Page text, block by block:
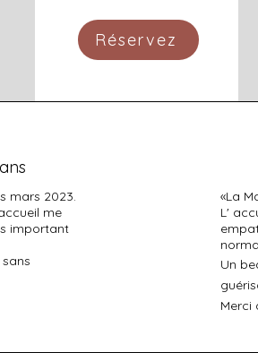
Réservez
mars 2023.
me
important
«La
L'
Un
Merci